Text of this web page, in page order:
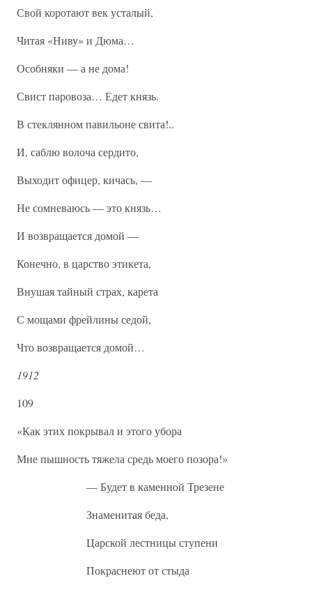
Свой коротают век усталый,
Читая «Ниву» и Дюма…
Особняки — а не дома!
Свист паровоза… Едет князь.
В стеклянном павильоне свита!..
И, саблю волоча сердито,
Выходит офицер, кичась, —
Не сомневаюсь — это князь…
И возвращается домой —
Конечно, в царство этикета,
Внушая тайный страх, карета
С мощами фрейлины седой,
Что возвращается домой…
1912
109
«Как этих покрывал и этого убора
Мне пышность тяжела средь моего позора!»
— Будет в каменной Трезене
Знаменитая беда,
Царской лестницы ступени
Покраснеют от стыда